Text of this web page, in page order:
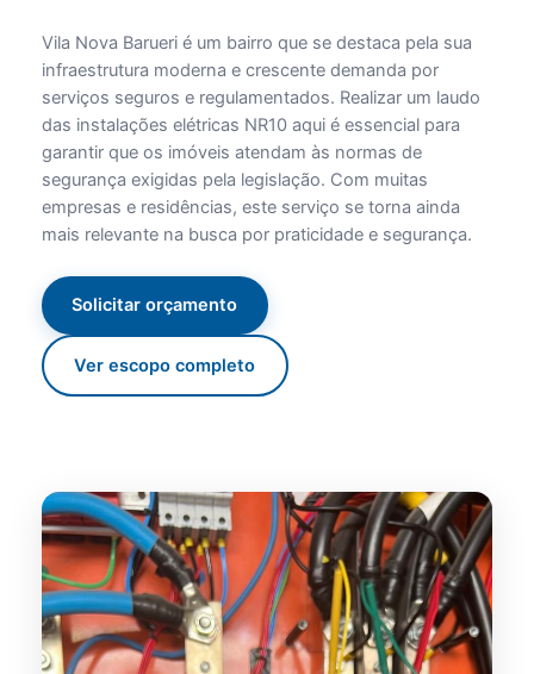
Vila Nova Barueri é um bairro que se destaca pela sua
infraestrutura moderna e crescente demanda por
serviços seguros e regulamentados. Realizar um laudo
das instalações elétricas NR10 aqui é essencial para
garantir que os imóveis atendam às normas de
segurança exigidas pela legislação. Com muitas
empresas e residências, este serviço se torna ainda
mais relevante na busca por praticidade e segurança.
Solicitar orçamento
Ver escopo completo